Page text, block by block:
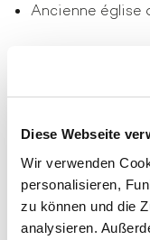
Diese Webseite
Wir verwenden
personalisieren,
zu können und die
analysieren.
Ancienne église